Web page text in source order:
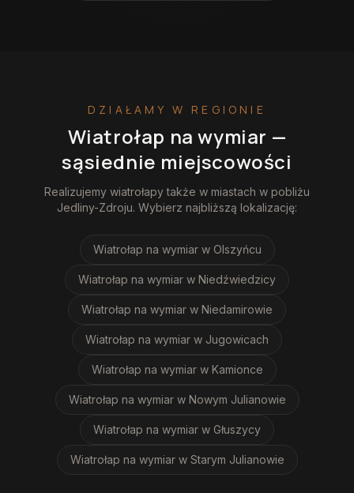
DZIAŁAMY W REGIONIE
Wiatrołap na wymiar —
sąsiednie miejscowości
Realizujemy wiatrołapytakże w miastach w pobliżu
Jedliny-Zdroju. Wybierz najbliższą lokalizację:
Wiatrołap na wymiar w Olszyńcu
Wiatrołap na wymiar w Niedźwiedzicy
Wiatrołap na wymiar w Niedamirowie
Wiatrołap na wymiar w Jugowicach
Wiatrołap na wymiar w Kamionce
Wiatrołap na wymiar w Nowym Julianowie
Wiatrołap na wymiar w Głuszycy
Wiatrołap na wymiar w Starym Julianowie